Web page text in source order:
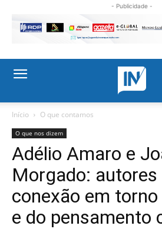
- Publicidade -
Início O que contamos
O que nos dizem
Adélio Amaro e
Morgado:
conexão em
e do pensamento